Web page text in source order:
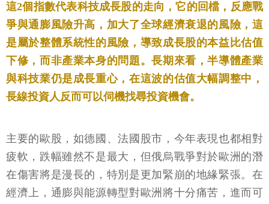
這2個指數代表科技成長股的走向，它的回檔，反應戰
爭與通膨風險升高，加大了全球經濟衰退的風險，這
是屬於整體系統性的風險，導致成長股的本益比估值
下修，而非產業本身的問題。長期來看，半導體產業
與科技業仍是成長重心，在這波的估值大幅調整中，
長線投資人反而可以伺機找尋投資機會。
主要的歐股，如德國、法國股市，今年表現也都相對
疲軟，跌幅雖然不是最大，但俄烏戰爭對於歐洲的潛
在傷害將是漫長的，特別是更加緊崩的地緣緊張。在
經濟上，通膨與能源轉型對歐洲將十分痛苦，進而可